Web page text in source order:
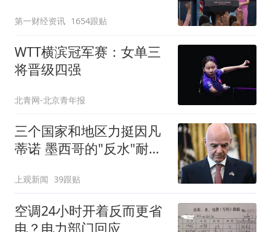
第一财经资讯 1654跟贴
WTT横滨冠军赛：女单三
将晋级四强
北青网-北京青年报
三个国家和地区力挺因凡
蒂诺 墨西哥的"反水"耐人
上观新闻 39跟贴
空调24小时开着反而更省
电？电力部门回应